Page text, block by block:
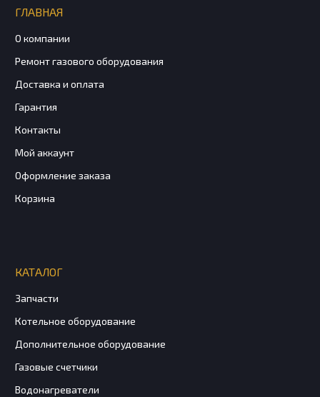
ГЛАВНАЯ
О компании
Ремонт газового оборудования
Доставка и оплата
Гарантия
Контакты
Мой аккаунт
Оформление заказа
Корзина
КАТАЛОГ
Запчасти
Котельное оборудование
Дополнительное оборудование
Газовые счетчики
Водонагреватели